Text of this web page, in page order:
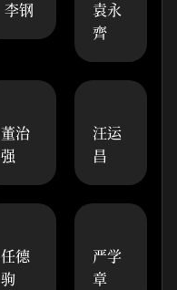
李钢
袁永
齊
董治
强
汪运
昌
任德
驹
严学
章